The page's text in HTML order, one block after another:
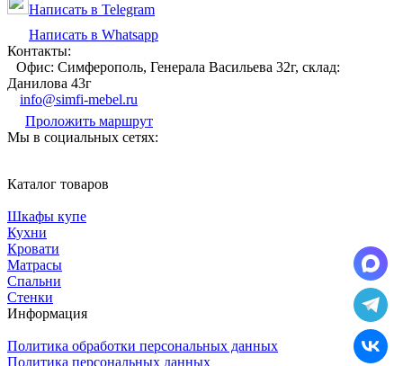
Написать в Telegram
Написать в Whatsapp
Контакты:
Офис: Симферополь, Генерала Васильева 32г, склад:
Данилова 43г
info@simfi-mebel.ru
Проложить маршрут
Мы в социальных сетях:
Каталог товаров
Шкафы купе
Кухни
Кровати
Матрасы
Cпальни
Стенки
Информация
Политика обработки персональных данных
Политика персональных данных